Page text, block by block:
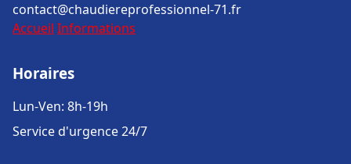
contact@chaudiereprofessionnel-71.fr
Accueil Informations
Horaires
Lun-Ven: 8h-19h
Service d'urgence 24/7